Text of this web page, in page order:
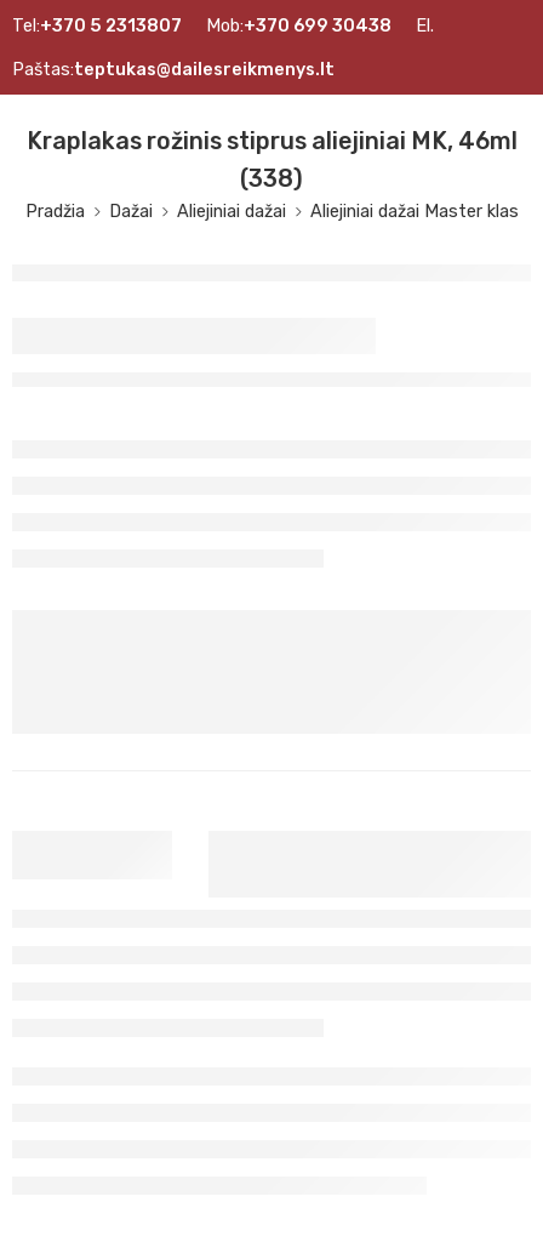
Tel:+370 5 2313807 Mob:+370 699 30438 El.
Paštas:teptukas@dailesreikmenys.lt
Kraplakas rožinis stiprus aliejiniai MK, 46ml
(338)
Pradžia Dažai Aliejiniai dažai Aliejiniai dažai Master klas